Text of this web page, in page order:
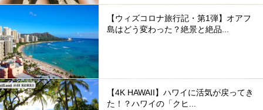
【ウィズコロナ旅行記・第1弾】オアフ
島はどう変わった？絶景と絶品...
【4K HAWAII】ハワイに活気が戻ってき
た！？ハワイの「クヒ...